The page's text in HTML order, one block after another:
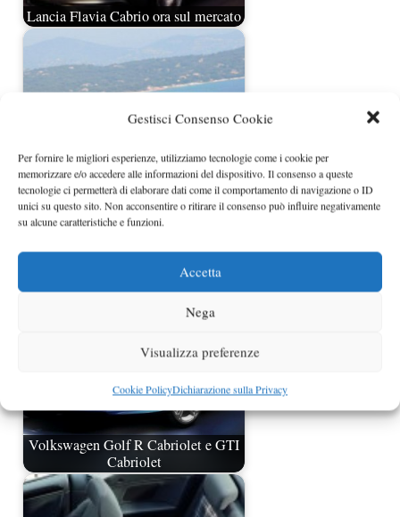
Gestisci Consenso Cookie
Per fornire le migliori esperienze, utilizziamo tecnologie come i cookie per
memorizzare e/o accedere alle informazioni del dispositivo. Il consenso a queste
tecnologie ci permetterà di elaborare dati come il comportamento di navigazione o ID
unici su questo sito. Non acconsentire o ritirare il consenso può influire negativamente
su alcune caratteristiche e funzioni.
Accetta
Nega
Visualizza preferenze
Cookie PolicyDichiarazione sulla Privacy
Lancia Flavia Cabrio ora sul mercato
Volkswagen Golf R Cabriolet e GTI
Cabriolet